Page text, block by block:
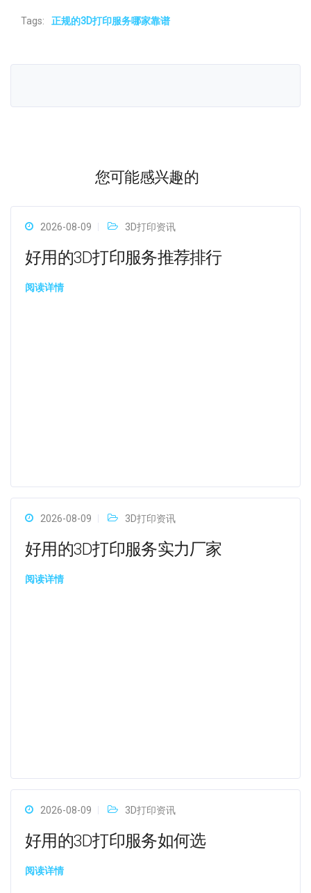
Tags: 正规的3D打印服务哪家靠谱
您可能感兴趣的
2026-08-09 3D打印资讯
好用的3D打印服务推荐排行
阅读详情
2026-08-09 3D打印资讯
好用的3D打印服务实力厂家
阅读详情
2026-08-09 3D打印资讯
好用的3D打印服务如何选
阅读详情